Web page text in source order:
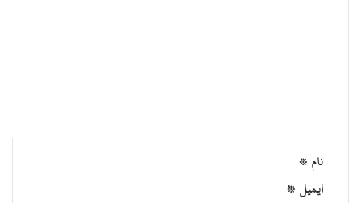
نام *
ایمیل *